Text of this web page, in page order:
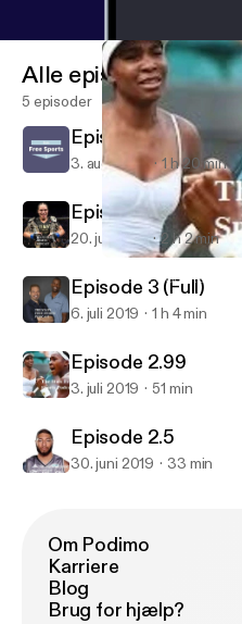
Stats Free Sports
Alle episoder
5 episoder
Episode 6
3. aug. 2019 1 h 20 min
Episode 4
20. juli 2019 2 h 2 min
Episode 3 (Full)
6. juli 2019 1 h 4 min
Episode 2.99
3. juli 2019 51 min
Episode 2.5
30. juni 2019 33 min
Om Podimo
Karriere
Blog
Brug for hjælp?